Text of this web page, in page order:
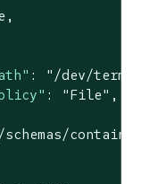
,
:
"/dev/
: "File" ,